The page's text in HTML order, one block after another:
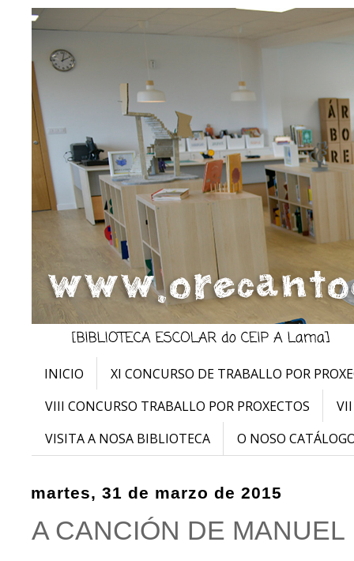
INICIO
XI CONCURSO DE TRABALLO POR
VIII CONCURSO TRABALLO POR PROXECTOS
VISITA A NOSA BIBLIOTECA
O NOSO
martes, 31 de marzo de 2015
A CANCIÓN DE MANUEL